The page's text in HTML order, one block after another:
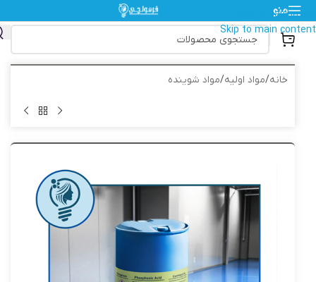
Skip to navigation
Skip to main content
منو
خانه/مواد اولیه/مواد شوینده